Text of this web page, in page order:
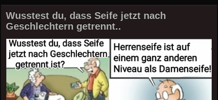
Wusstest du, dass Seife jetzt nach
Geschlechtern getrennt..